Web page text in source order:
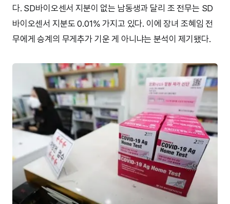
다. SD바이오센서 지분이 없는 남동생과 달리 조 전무는 SD
바이오센서 지분도 0.01% 가지고 있다. 이에 장녀 조혜임 전
무에게 승계의 무게추가 기운 게 아니냐는 분석이 제기됐다.